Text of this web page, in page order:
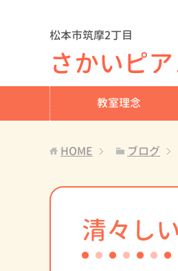
松本市筑摩2丁目
さかいピ
教室理念
HOME ブログ
清々し